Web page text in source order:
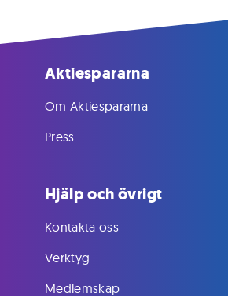
Aktiespararna
Om Aktiespararna
Press
Hjälp och övrigt
Kontakta oss
Verktyg
Medlemskap